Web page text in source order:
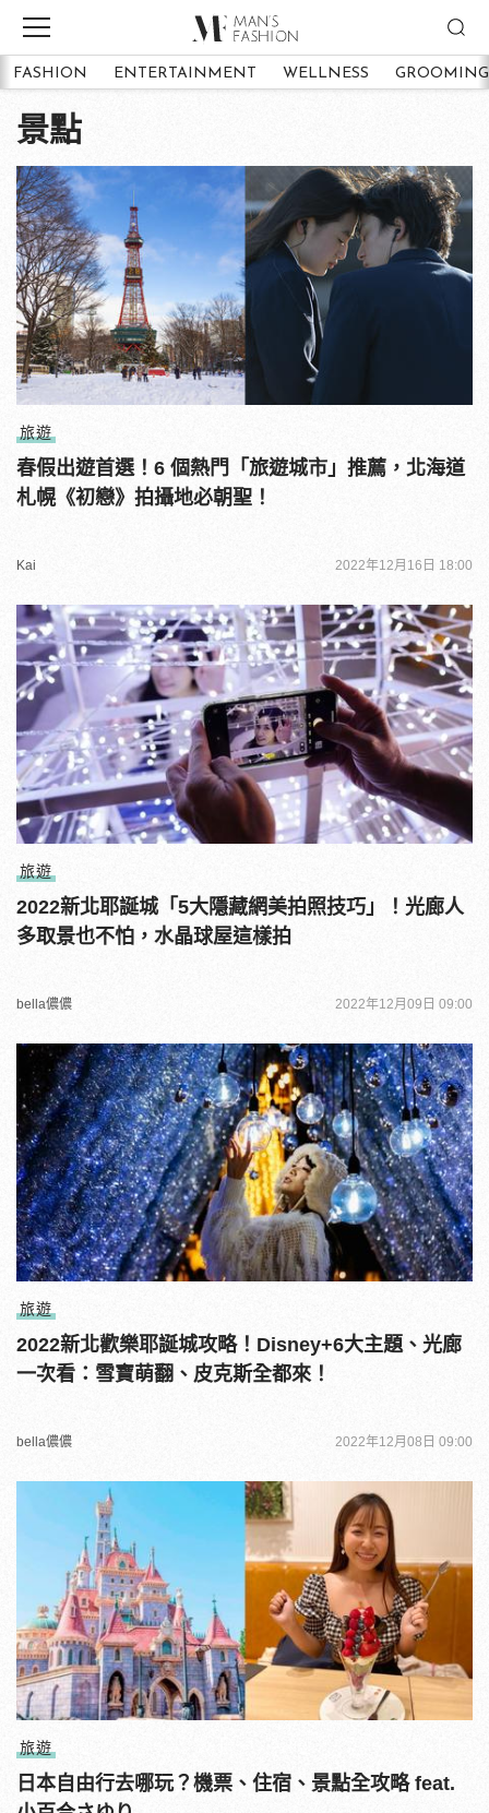
FASHION ENTERTAINMENT WELLNESS GROOMING
景點
旅遊
春假出遊首選！6 個熱門「旅遊城市」推薦，北海道
札幌《初戀》拍攝地必朝聖！
Kai 2022年12月16日 18:00
旅遊
2022新北耶誕城「5大隱藏網美拍照技巧」！光廊人
多取景也不怕，水晶球屋這樣拍
bella儂儂 2022年12月09日 09:00
旅遊
2022新北歡樂耶誕城攻略！Disney+6大主題、光廊
一次看：雪寶萌翻、皮克斯全都來！
bella儂儂 2022年12月08日 09:00
旅遊
日本自由行去哪玩？機票、住宿、景點全攻略 feat.